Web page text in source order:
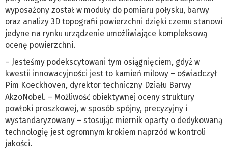
wyposażony został w moduły do pomiaru połysku, barwy
oraz analizy 3D topografii powierzchni dzięki czemu stanowi
jedyne na rynku urządzenie umożliwiające kompleksową
ocenę powierzchni.
– Jesteśmy podekscytowani tym osiągnięciem, gdyż w
kwestii innowacyjności jest to kamień milowy – oświadczył
Pim Koeckhoven, dyrektor techniczny Działu Barwy
AkzoNobel. – Możliwość obiektywnej oceny struktury
powłoki proszkowej, w sposób spójny, precyzyjny i
wystandaryzowany – stosując miernik oparty o dedykowaną
technologię jest ogromnym krokiem naprzód w kontroli
jakości.